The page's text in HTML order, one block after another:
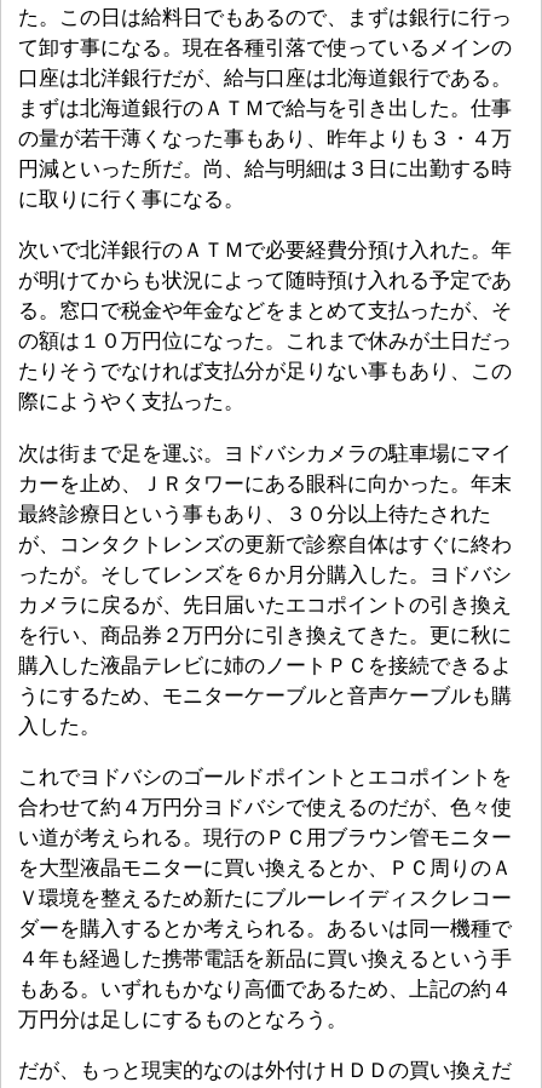
た。この日は給料日でもあるので、まずは銀行に行っ
て卸す事になる。現在各種引落で使っているメインの
口座は北洋銀行だが、給与口座は北海道銀行である。
まずは北海道銀行のＡＴＭで給与を引き出した。仕事
の量が若干薄くなった事もあり、昨年よりも３・４万
円減といった所だ。尚、給与明細は３日に出勤する時
に取りに行く事になる。
次いで北洋銀行のＡＴＭで必要経費分預け入れた。年
が明けてからも状況によって随時預け入れる予定であ
る。窓口で税金や年金などをまとめて支払ったが、そ
の額は１０万円位になった。これまで休みが土日だっ
たりそうでなければ支払分が足りない事もあり、この
際にようやく支払った。
次は街まで足を運ぶ。ヨドバシカメラの駐車場にマイ
カーを止め、ＪＲタワーにある眼科に向かった。年末
最終診療日という事もあり、３０分以上待たされた
が、コンタクトレンズの更新で診察自体はすぐに終わ
ったが。そしてレンズを６か月分購入した。ヨドバシ
カメラに戻るが、先日届いたエコポイントの引き換え
を行い、商品券２万円分に引き換えてきた。更に秋に
購入した液晶テレビに姉のノートＰＣを接続できるよ
うにするため、モニターケーブルと音声ケーブルも購
入した。
これでヨドバシのゴールドポイントとエコポイントを
合わせて約４万円分ヨドバシで使えるのだが、色々使
い道が考えられる。現行のＰＣ用ブラウン管モニター
を大型液晶モニターに買い換えるとか、ＰＣ周りのＡ
Ｖ環境を整えるため新たにブルーレイディスクレコー
ダーを購入するとか考えられる。あるいは同一機種で
４年も経過した携帯電話を新品に買い換えるという手
もある。いずれもかなり高価であるため、上記の約４
万円分は足しにするものとなろう。
だが、もっと現実的なのは外付けＨＤＤの買い換えだ